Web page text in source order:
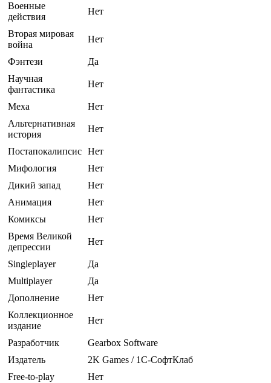
Военные
действия
Нет
Вторая мировая
война
Нет
Фэнтези
Да
Научная
фантастика
Нет
Меха
Нет
Альтернативная
история
Нет
Постапокалипсис Нет
Мифология
Нет
Дикий запад
Нет
Анимация
Нет
Комиксы
Нет
Время Великой
депрессии
Нет
Singleplayer
Да
Multiplayer
Да
Дополнение
Нет
Коллекционное
издание
Нет
Разработчик
Gearbox Software
Издатель
2K Games / 1С-СофтКлаб
Free-to-play
Нет